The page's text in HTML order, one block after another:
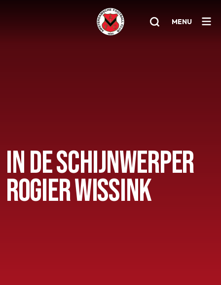
MENU
Senioren
Clubinfo
Nieuwsoverzicht
IN DE SCHIJNWERPER
ROGIER WISSINK